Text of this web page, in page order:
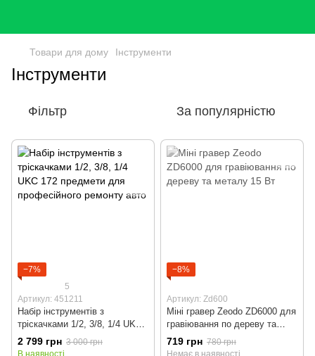
Товари для дому Інструменти
Інструменти
Фільтр За популярністю
−7%
5
Артикул: 451211
Набір інструментів з
тріскачками 1/2, 3/8, 1/4 UKC
172 предмети для
професійного ремонту авто
2 799 грн 3 000 грн
В наявності
−8%
Артикул: Zd600
Міні гравер Zeodo ZD6000 для
гравіювання по дереву та
металу 15 Вт
719 грн 780 грн
Немає в наявності